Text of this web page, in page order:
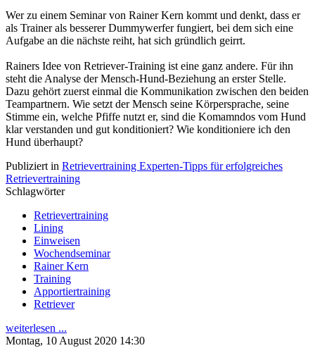
Wer zu einem Seminar von Rainer Kern kommt und denkt, dass er
als Trainer als besserer Dummywerfer fungiert, bei dem sich eine
Aufgabe an die nächste reiht, hat sich gründlich geirrt.
Rainers Idee von Retriever-Training ist eine ganz andere. Für ihn
steht die Analyse der Mensch-Hund-Beziehung an erster Stelle.
Dazu gehört zuerst einmal die Kommunikation zwischen den beiden
Teampartnern. Wie setzt der Mensch seine Körpersprache, seine
Stimme ein, welche Pfiffe nutzt er, sind die Komamndos vom Hund
klar verstanden und gut konditioniert? Wie konditioniere ich den
Hund überhaupt?
Publiziert in Retrievertraining Experten-Tipps für erfolgreiches
Retrievertraining
Schlagwörter
Retrievertraining
Lining
Einweisen
Wochendseminar
Rainer Kern
Training
Apportiertraining
Retriever
weiterlesen ...
Montag, 10 August 2020 14:30